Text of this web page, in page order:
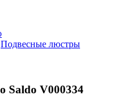
Подвесные люстры
Saldo V000334